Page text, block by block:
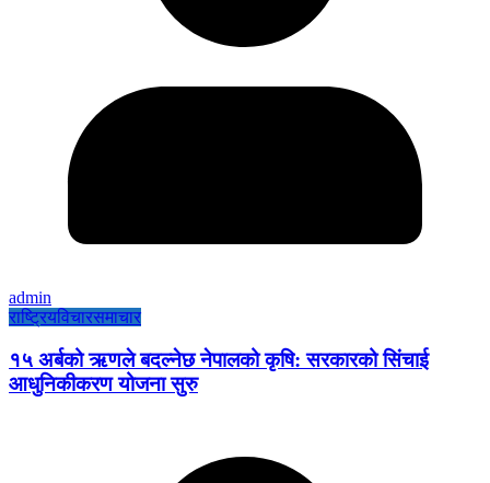
admin
राष्ट्रियविचारसमाचार
१५ अर्बको ऋणले बदल्नेछ नेपालको कृषि: सरकारको सिंचाई
आधुनिकीकरण योजना सुरु